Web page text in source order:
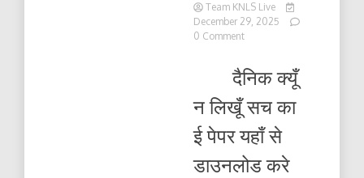
Team KNLS Live
December 29, 2025
0 Commenton
न
सच
30.12.2025
ई-
पेपर
यहाँ
दैनिक क्यूँ
न लिखूँ सच का
ई पेपर यहाँ से
डाउनलोड करे